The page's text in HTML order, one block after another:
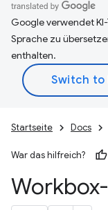
Google verwendet
Sprache zu
enthalten.
Startseite Docs
War das hilfreich?